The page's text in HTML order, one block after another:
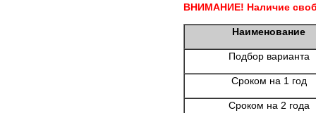
ВНИМАНИЕ! Наличие
Наименование
Подбор варианта
Сроком на 1 год
Сроком на 2 года